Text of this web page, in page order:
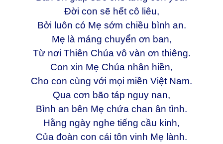
Đời con sẽ hết cô liêu,
Bởi luôn có Mẹ sớm chiều bình an.
Mẹ là máng chuyển ơn ban,
Từ nơi Thiên Chúa vô vàn ơn thiêng.
Con xin Mẹ Chúa nhân hiền,
Cho con cùng với mọi miền Việt Nam.
Qua cơn bão táp nguy nan,
Bình an bên Mẹ chứa chan ân tình.
Hằng ngày nghe tiếng cầu kinh,
Của đoàn con cái tôn vinh Mẹ lành.